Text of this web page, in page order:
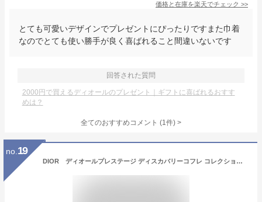
価格と在庫を楽天でチェック >>
とても可愛いデザインでプレゼントにぴったりですまた巾着
なのでとても使い勝手が良く喜ばれること間違いないです
回答された質問
2000円で買えるディオールのプレゼント｜ギフトに喜ばれるおすす
めは？
全てのおすすめコメント (1件) >
no. 19
DIOR ディオールプレステージ ディスカバリーコフレ コレクション cd-gift-pre-2023 2024 数量限定品 ホリデー コスメ ビューティ化粧ギフト セット プレゼント